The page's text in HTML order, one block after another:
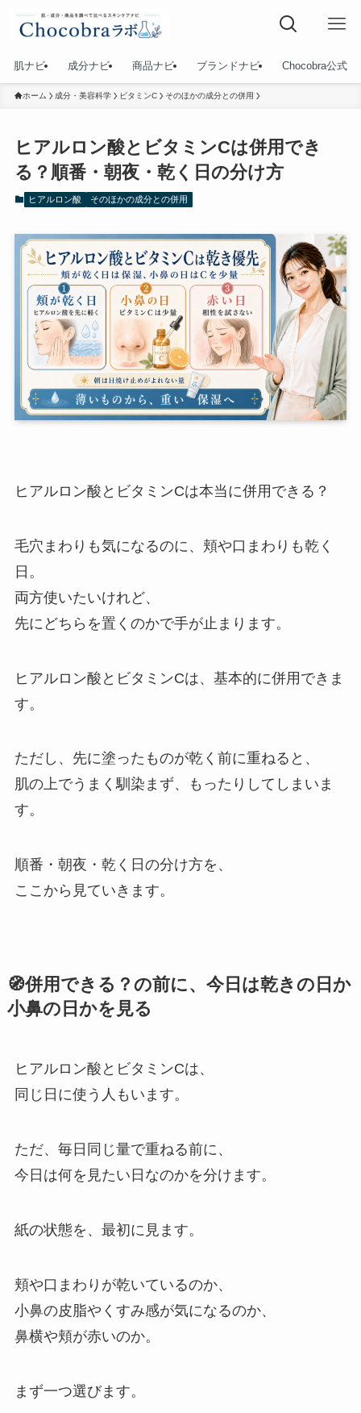
肌ナビ 成分ナビ 商品ナビ ブランドナビ Chocobra公式
ホーム 成分・美容科学 ビタミンC そのほかの成分との併用
ヒアルロン酸とビタミンCは併用でき
る？順番・朝夜・乾く日の分け方
ヒアルロン酸 そのほかの成分との併用
ヒアルロン酸とビタミンCは本当に併用できる？
毛穴まわりも気になるのに、頬や口まわりも乾く
日。
両方使いたいけれど、
先にどちらを置くのかで手が止まります。
ヒアルロン酸とビタミンCは、基本的に併用できま
す。
ただし、先に塗ったものが乾く前に重ねると、
肌の上でうまく馴染まず、もったりしてしまいま
す。
順番・朝夜・乾く日の分け方を、
ここから見ていきます。
🧭併用できる？の前に、今日は乾きの日か
小鼻の日かを見る
ヒアルロン酸とビタミンCは、
同じ日に使う人もいます。
ただ、毎日同じ量で重ねる前に、
今日は何を見たい日なのかを分けます。
紙の状態を、最初に見ます。
頬や口まわりが乾いているのか、
小鼻の皮脂やくすみ感が気になるのか、
鼻横や頬が赤いのか。
まず一つ選びます。